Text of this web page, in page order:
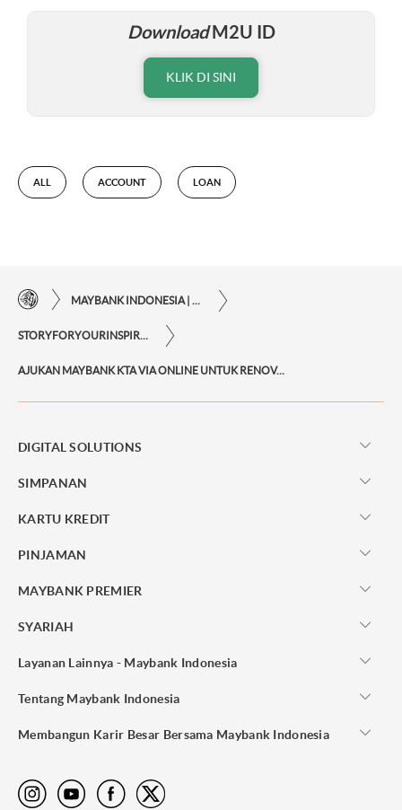
DownloadM2U ID
KLIK DI SINI
ALL ACCOUNT LOAN
MAYBANK INDONESIA | KEMUDAHAN TRANSAKSI FINANSIAL DI UJUNG JARI ANDA
STORYFORYOURINSPIRATIONPERSONAL
AJUKAN MAYBANK KTA VIA ONLINE UNTUK RENOVASI RUMAH DAN KEBUTUHAN DARURAT
DIGITAL SOLUTIONS
SIMPANAN
KARTU KREDIT
PINJAMAN
MAYBANK PREMIER
SYARIAH
Layanan Lainnya - Maybank Indonesia
Tentang Maybank Indonesia
Membangun Karir Besar Bersama Maybank Indonesia